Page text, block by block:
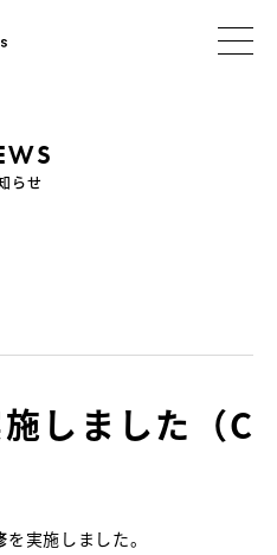
らせ
しました（C
を実施しました。